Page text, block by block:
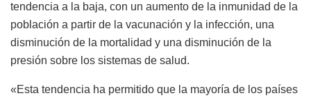
tendencia a la baja, con un aumento de la inmunidad de la
población a partir de la vacunación y la infección, una
disminución de la mortalidad y una disminución de la
presión sobre los sistemas de salud.
«Esta tendencia ha permitido que la mayoría de los países